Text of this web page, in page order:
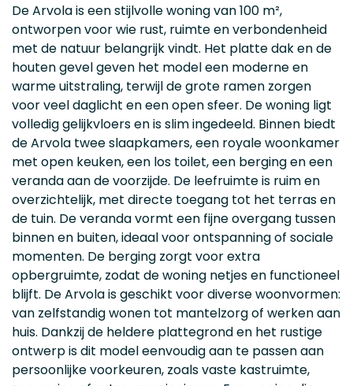
De Arvola is een stijlvolle woning van 100 m²,
ontworpen voor wie rust, ruimte en verbondenheid
met de natuur belangrijk vindt. Het platte dak en de
houten gevel geven het model een moderne en
warme uitstraling, terwijl de grote ramen zorgen
voor veel daglicht en een open sfeer. De woning ligt
volledig gelijkvloers en is slim ingedeeld. Binnen biedt
de Arvola twee slaapkamers, een royale woonkamer
met open keuken, een los toilet, een berging en een
veranda aan de voorzijde. De leefruimte is ruim en
overzichtelijk, met directe toegang tot het terras en
de tuin. De veranda vormt een fijne overgang tussen
binnen en buiten, ideaal voor ontspanning of sociale
momenten. De berging zorgt voor extra
opbergruimte, zodat de woning netjes en functioneel
blijft. De Arvola is geschikt voor diverse woonvormen:
van zelfstandig wonen tot mantelzorg of werken aan
huis. Dankzij de heldere plattegrond en het rustige
ontwerp is dit model eenvoudig aan te passen aan
persoonlijke voorkeuren, zoals vaste kastruimte,